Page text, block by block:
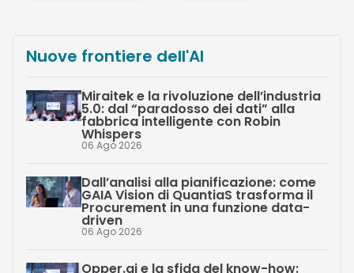
Nuove frontiere dell'AI
Miraitek e la rivoluzione dell’industria
5.0: dal “paradosso dei dati” alla
fabbrica intelligente con Robin
Whispers
06 Ago 2026
Dall’analisi alla pianificazione: come
GAIA Vision di QuantiaS trasforma il
Procurement in una funzione data-
driven
06 Ago 2026
Opper.ai e la sfida del know-how: